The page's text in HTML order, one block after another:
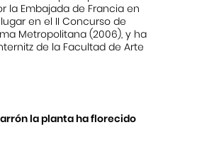
la Embajada de Francia en
en el II Concurso de
Metropolitana (2006), y ha
de la Facultad de Arte
la planta ha florecido